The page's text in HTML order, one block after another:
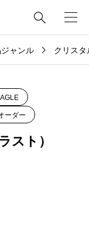

ャンル  クリス
ーダー
スト）